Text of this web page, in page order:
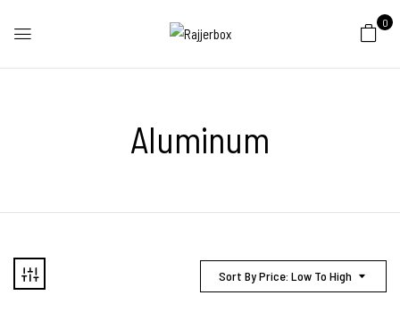
0
Aluminum
Sort By Price: Low To High